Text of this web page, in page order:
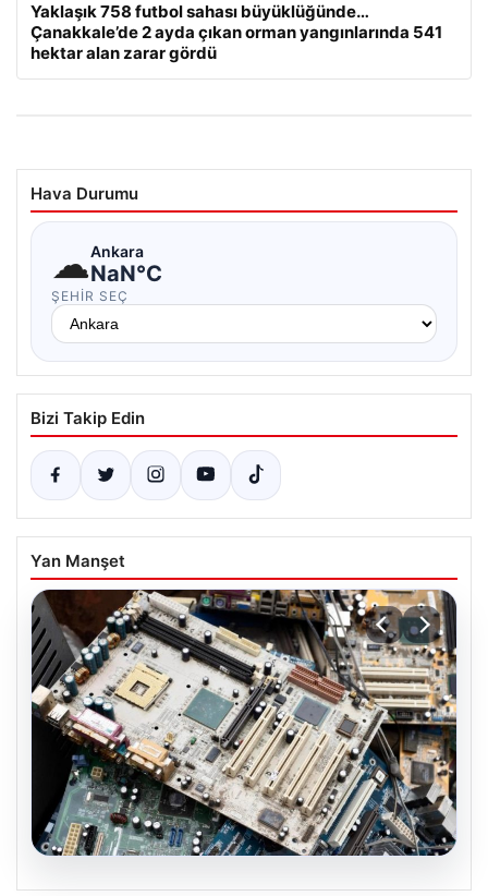
Yaklaşık 758 futbol sahası büyüklüğünde…
Çanakkale’de 2 ayda çıkan orman yangınlarında 541
hektar alan zarar gördü
Hava Durumu
☁Ankara
NaN°C
ŞEHIR SEÇ
Bizi Takip Edin
Yan Manşet
08.08.2026